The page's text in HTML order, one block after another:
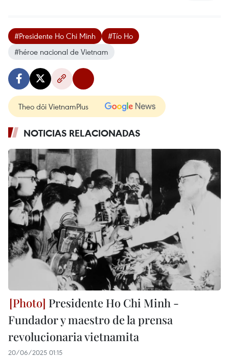
#Presidente Ho Chi Minh
#Tío Ho
#héroe nacional de Vietnam
Theo dõi VietnamPlus
NOTICIAS RELACIONADAS
Presidente Ho Chi Minh -
Fundador y maestro de la prensa
revolucionaria vietnamita
20/06/2025 01:15